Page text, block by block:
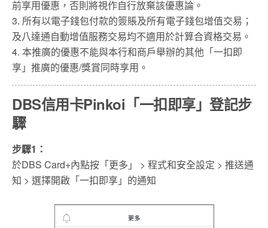
前享用優惠，否則將視作自行放棄該優惠論。
3. 所有以電子錢包付款的簽賬及所有電子錢包增值交易；
及八達通自動增值服務交易均不適用於計算合資格交易。
4. 本推廣的優惠不能與本行和商戶舉辦的其他「一扣即
享」推廣的優惠/獎賞同時享用。
DBS信用卡Pinkoi「一扣即享」登記步
驟
步驟1：
於DBS Card+內點按「更多」 > 程式和安全設定 > 推送通
知 > 選擇開啟「一扣即享」的通知